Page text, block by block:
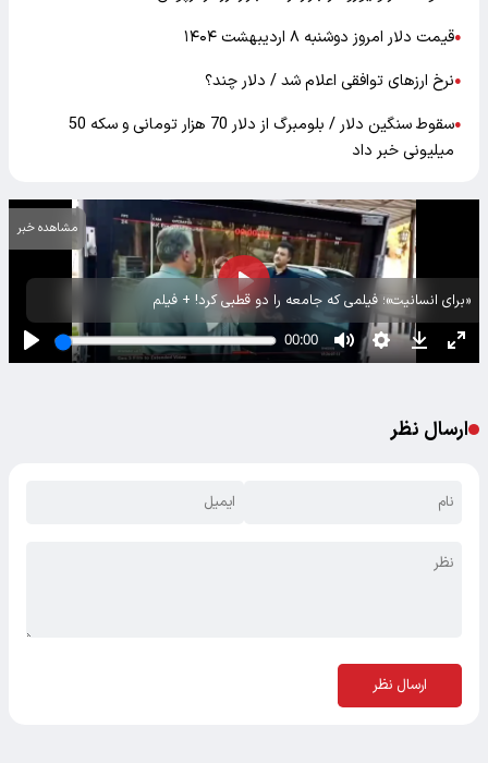
●قیمت دلار امروز دوشنبه ۸ اردیبهشت ۱۴۰۴
●نرخ ارزهای توافقی اعلام شد / دلار چند؟
●
سقوط سنگین دلار / بلومبرگ از دلار 70 هزار تومانی و سکه 50
میلیونی خبر داد
«برای انسانیت»؛ فیلمی که جامعه را دو قطبی کرد! + فیلم
مشاهده خبر
ارسال نظر
ارسال نظر